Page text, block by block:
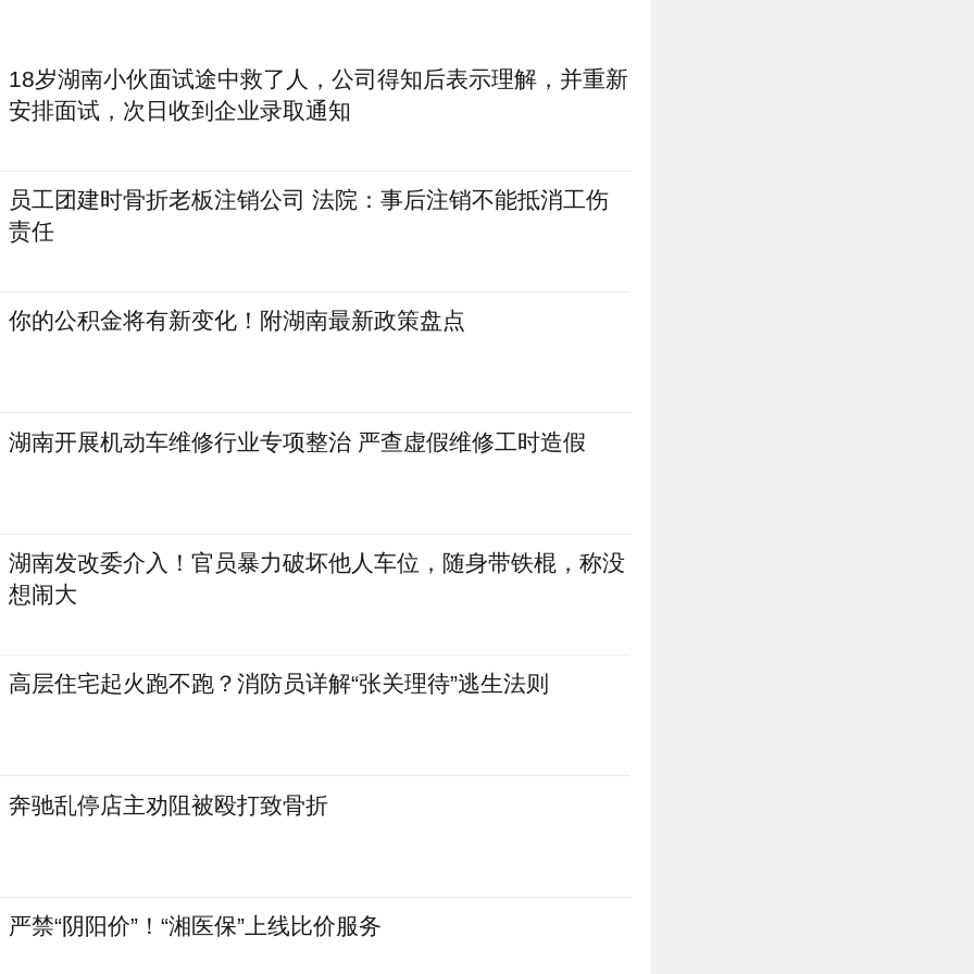
18岁湖南小伙面试途中救了人，公司得知后表示理解，并重新
安排面试，次日收到企业录取通知
员工团建时骨折老板注销公司 法院：事后注销不能抵消工伤
责任
你的公积金将有新变化！附湖南最新政策盘点
湖南开展机动车维修行业专项整治 严查虚假维修工时造假
湖南发改委介入！官员暴力破坏他人车位，随身带铁棍，称没
想闹大
高层住宅起火跑不跑？消防员详解“张关理待”逃生法则
奔驰乱停店主劝阻被殴打致骨折
严禁“阴阳价”！“湘医保”上线比价服务